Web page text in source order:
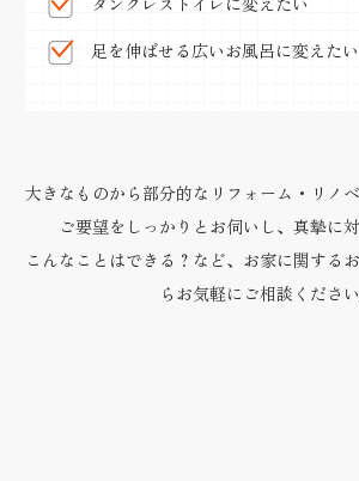
足を伸ばせる広いお風呂に変えたい
大きなものから部分的なリフォーム・リノ
ご要望をしっかりとお伺いし、真摯に
こんなことはできる？など、お家に関する
ら お気軽にご相談ください